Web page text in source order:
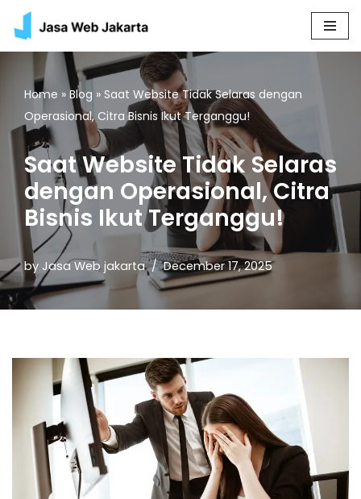
Skip
content
Home » Blog » Saat Website Tidak Selaras dengan
Operasional, Citra Bisnis Ikut Terganggu!
Saat Website Tidak Selaras
dengan Operasional, Citra
Bisnis Ikut Terganggu!
by Jasa Web jakarta December 17, 2025